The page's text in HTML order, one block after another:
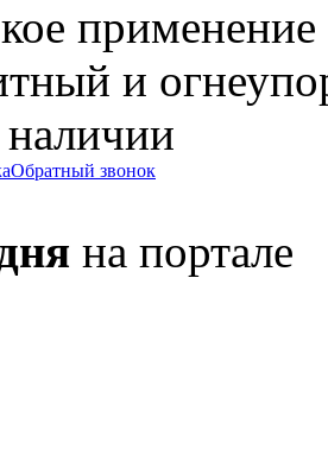
и
Обратный звонок
на портале